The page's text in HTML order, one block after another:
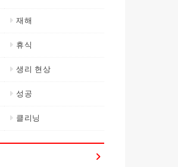
재해
휴식
생리 현상
성공
클리닝